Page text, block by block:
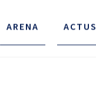
ARENA ACTUS